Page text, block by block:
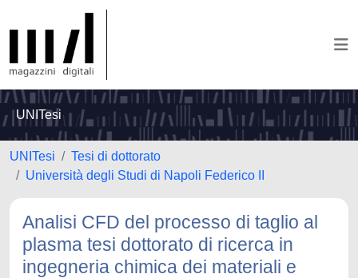
UNITesi
UNITesi
Tesi di dottorato
Università degli Studi di Napoli Federico II
Analisi CFD del processo di taglio al
plasma tesi dottorato di ricerca in
ingegneria chimica dei materiali e